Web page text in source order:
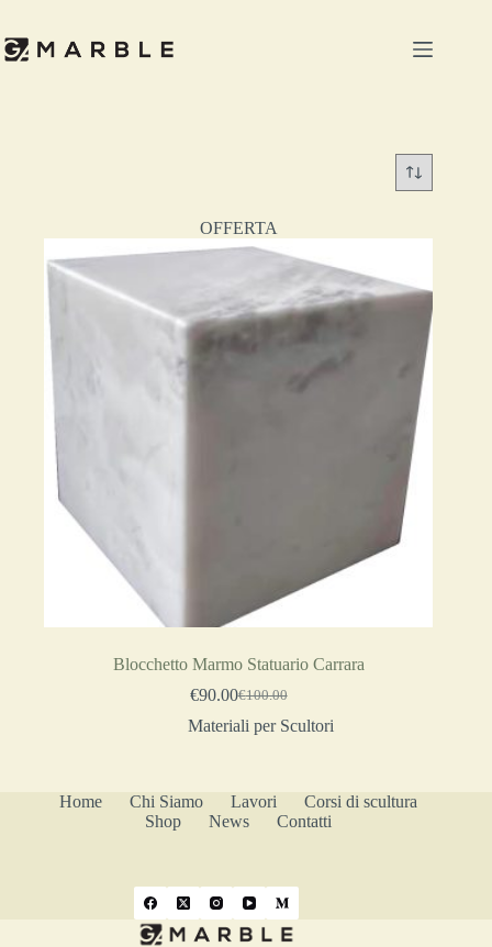
OFFERTA
Blocchetto Marmo Statuario Carrara
€100.00
€90.00
Materiali per Scultori
Home Chi Siamo Lavori
Corsi di scultura
Shop
News Contatti